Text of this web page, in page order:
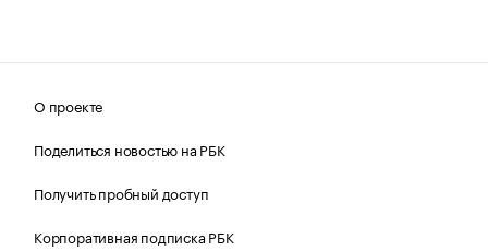
О проекте
Поделиться новостью на РБК
Получить пробный доступ
Корпоративная подписка РБК